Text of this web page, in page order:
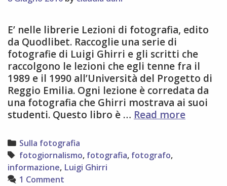
E’ nelle librerie Lezioni di fotografia, edito
da Quodlibet. Raccoglie una serie di
fotografie di Luigi Ghirri e gli scritti che
raccolgono le lezioni che egli tenne fra il
1989 e il 1990 all’Università del Progetto di
Reggio Emilia. Ogni lezione è corredata da
una fotografia che Ghirri mostrava ai suoi
studenti. Questo libro è … Read morecosa
Categories
Sulla fotografia
Tags
fotogiornalismo, fotografia, fotografo,
informazione, Luigi Ghirri
1 Comment